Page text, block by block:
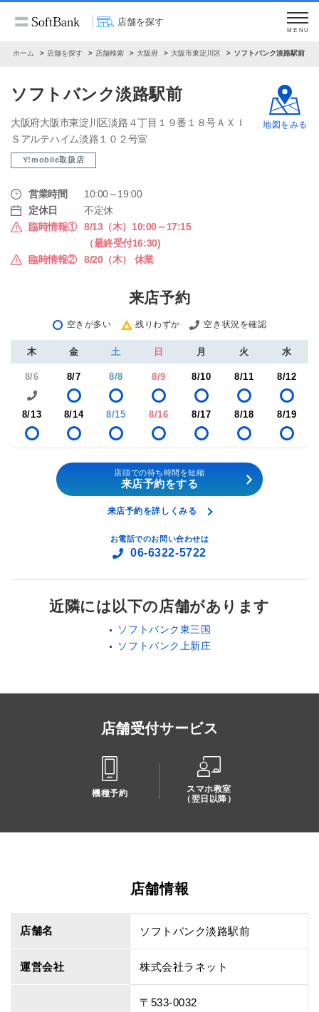
店舗を探す
MENU
ホーム 店舗を探す 店舗検索 大阪府 大阪市東淀川区 ソフトバンク淡路駅前
ソフトバンク淡路駅前
大阪府大阪市東淀川区淡路４丁目１９番１８号ＡＸＩ
Ｓアルテハイム淡路１０２号室
Y!mobile取扱店
営業時間
10:00～19:00
定休日
不定休
臨時情報①
8/13（木）10:00～17:15
（最終受付16:30)
臨時情報②
8/20（木） 休業
地図をみる
来店予約
空きが多い 残りわずか 空き状況を確認
木 金 土 日 月 火 水
8/6 8/7 8/8 8/9 8/10 8/11 8/12
8/13 8/14 8/15 8/16 8/17 8/18 8/19
店頭での待ち時間を短縮
来店予約をする
来店予約を詳しくみる
お電話でのお問い合わせは
06-6322-5722
近隣には以下の店舗があります
ソフトバンク東三国
ソフトバンク上新庄
店舗受付サービス
機種予約
スマホ教室
（翌日以降）
店舗情報
店舗名 ソフトバンク淡路駅前
運営会社 株式会社ラネット
〒533-0032